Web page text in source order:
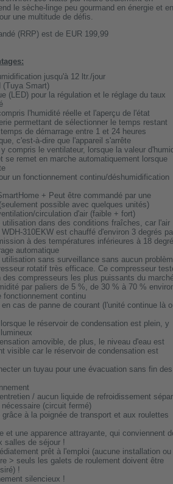
le sèche-linge peu gourmand en énergie et en
une multitude de défis.
(RRP) est de EUR 199,99
jusqu'à 12 ltr./jour
(Tuya Smart)
(LED) pour la régulation et le réglage du taux
l'humidité réelle et l'aperçu de l'état
permettant de sélectionner le temps restant
de démarrage entre 1 et 24 heures
c'est-à-dire que l'appareil s'arrête
compris le ventilateur, lorsque la valeur
se remet en marche automatiquement lorsque
un fonctionnement continu/déshumidification
+ Peut être commandé par une
possible avec quelques unités)
circulation d'air (faible + fort)
utilisation dans des conditions fraîches, car l'air
310EKW est chauffé d'environ 3 degrés
à des températures inférieures à 18
automatique
utilisation sans surveillance sans aucun
rotatif très efficace. Ce compresseur
des compresseurs les plus puissants du
par paliers de 5 %, de 30 % à 70 %
continu
cas de panne de courant (l'unité continue là
le réservoir de condensation est plein, y
amovible, de plus, le niveau d'eau est
visible car le réservoir de condensation est
un tuyau pour une évacuation sans fin des
/ aucun liquide de refroidissement
(circuit fermé)
à la poignée de transport et aux roulettes
et une apparence attrayante, qui conviennent
salles de séjour !
prêt à l'emploi (aucune installation ou
> seuls les galets de roulement doivent être
!
silencieux !